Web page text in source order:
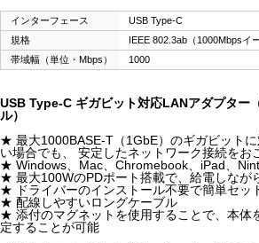
インターフェース
USB Type-C
規格
IEEE 802.3ab（1000Mbpsイ
帯域幅（単位・Mbps）
1000
USB Type-C ギガビット対応LANアダプター
ル）
★ 最大1000BASE-T（1GbE）のギガビット
い場合でも、 安定したネットワーク接続をお
★ Windows、Mac、Chromebook、iPad、
★ 最大100WのPDポート搭載で、給電しなが
★ ドライバーのインストール不要で簡単セッ
★ 配線しやすいロングケーブル
★ 添付のマグネットを使用することで、本体
定することが可能